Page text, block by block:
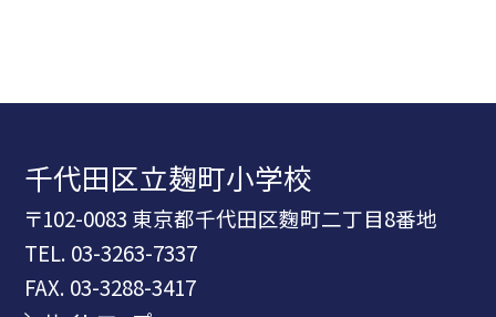
千代田区立麹町小学校
〒102-0083 東京都千代田区麴町二丁目8番地
TEL. 03-3263-7337
FAX. 03-3288-3417